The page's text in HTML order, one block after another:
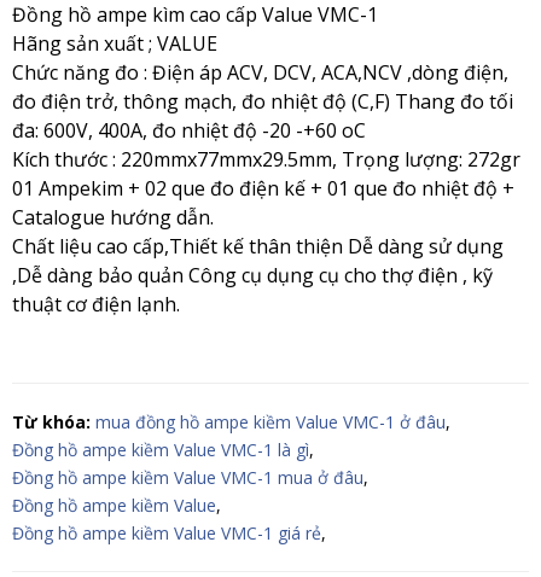
Đồng hồ ampe kìm cao cấp Value VMC-1
Hãng sản xuất ; VALUE
Chức năng đo : Điện áp ACV, DCV, ACA,NCV ,dòng điện,
đo điện trở, thông mạch, đo nhiệt độ (C,F) Thang đo tối
đa: 600V, 400A, đo nhiệt độ -20 -+60 oC
Kích thước : 220mmx77mmx29.5mm, Trọng lượng: 272gr
01 Ampekim + 02 que đo điện kế + 01 que đo nhiệt độ +
Catalogue hướng dẫn.
Chất liệu cao cấp,Thiết kế thân thiện Dễ dàng sử dụng
,Dễ dàng bảo quản Công cụ dụng cụ cho thợ điện , kỹ
thuật cơ điện lạnh.
Từ khóa: mua đồng hồ ampe kiềm Value VMC-1 ở đâu,
Đồng hồ ampe kiềm Value VMC-1 là gì,
Đồng hồ ampe kiềm Value VMC-1 mua ở đâu,
Đồng hồ ampe kiềm Value,
Đồng hồ ampe kiềm Value VMC-1 giá rẻ,